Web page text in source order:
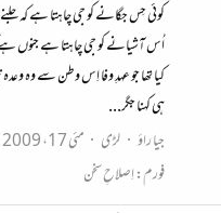
کوئی حِس جگانے کو جی چاہتا ہے کہ
اُس آشیانے کو جی چاہتا ہے جنوں
کیا تھا جو عہدِ وفا اِس وطن سے وہ
ہی کہنا جگر...
جیا راؤ لڑی مئی 17، 2009
فورم:اِصلاحِ سخن